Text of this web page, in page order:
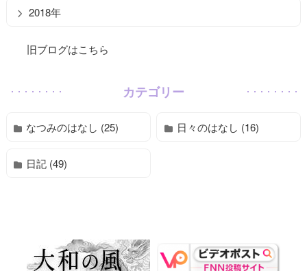
2018年
旧ブログはこちら
カテゴリー
なつみのはなし (25) 日々のはなし (16)
日記 (49)